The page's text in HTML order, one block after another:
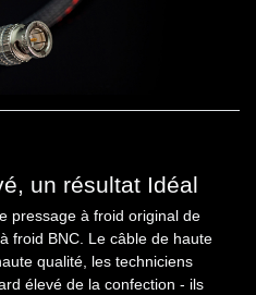
un résultat Idéal
pressage à froid original de
froid BNC. Le câble de haute
qualité, les techniciens
élevé de la confection - ils